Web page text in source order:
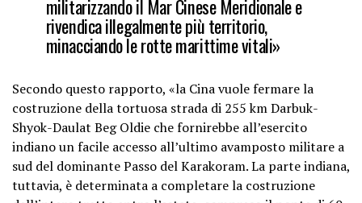
militarizzando il Mar Cinese Meridionale e
rivendica illegalmente più territorio,
minacciando le rotte marittime vitali»
Secondo questo rapporto, «la Cina vuole fermare la
costruzione della tortuosa strada di 255 km Darbuk-
Shyok-Daulat Beg Oldie che fornirebbe all’esercito
indiano un facile accesso all’ultimo avamposto militare a
sud del dominante Passo del Karakoram. La parte indiana,
tuttavia, è determinata a completare la costruzione